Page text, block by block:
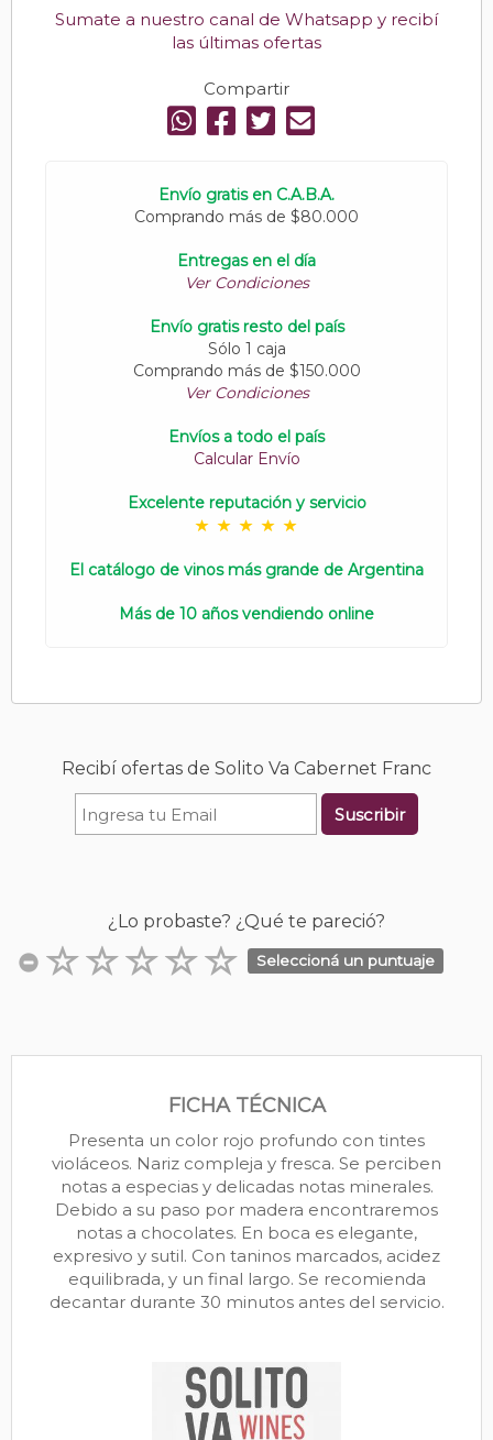
Sumate a nuestro canal de Whatsapp y recibí
las últimas ofertas
Compartir
Envío gratis en C.A.B.A.
Comprando más de $80.000
Entregas en el día
Ver Condiciones
Envío gratis resto del país
Sólo 1 caja
Comprando más de $150.000
Ver Condiciones
Envíos a todo el país
Calcular Envío
Excelente reputación y servicio
El catálogo de vinos más grande de Argentina
Más de 10 años vendiendo online
Recibí ofertas de Solito Va Cabernet Franc
Suscribir
¿Lo probaste? ¿Qué te pareció?
Seleccioná un puntuaje
FICHA TÉCNICA
Presenta un color rojo profundo con tintes
violáceos. Nariz compleja y fresca. Se perciben
notas a especias y delicadas notas minerales.
Debido a su paso por madera encontraremos
notas a chocolates. En boca es elegante,
expresivo y sutil. Con taninos marcados, acidez
equilibrada, y un final largo. Se recomienda
decantar durante 30 minutos antes del servicio.